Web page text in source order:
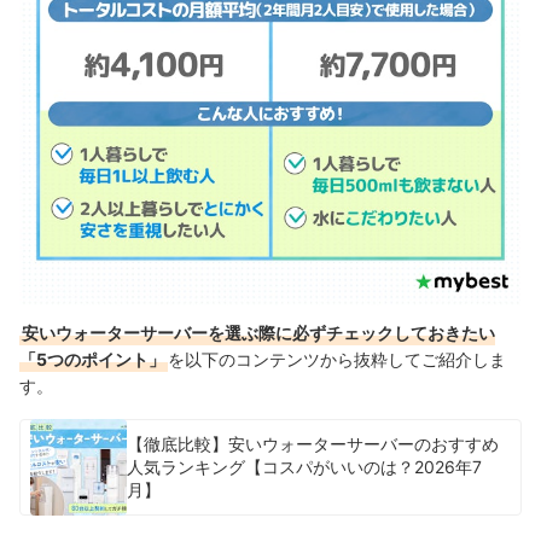
安いウォーターサーバーを選ぶ際に必ずチェックしておきたい
「5つのポイント」を以下のコンテンツから抜粋してご紹介しま
す。
【徹底比較】安いウォーターサーバーのおすすめ
人気ランキング【コスパがいいのは？2026年7
月】